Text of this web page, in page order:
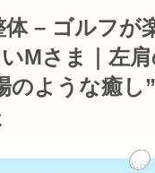
体 – ゴルフが
Mさま｜左
のような癒し